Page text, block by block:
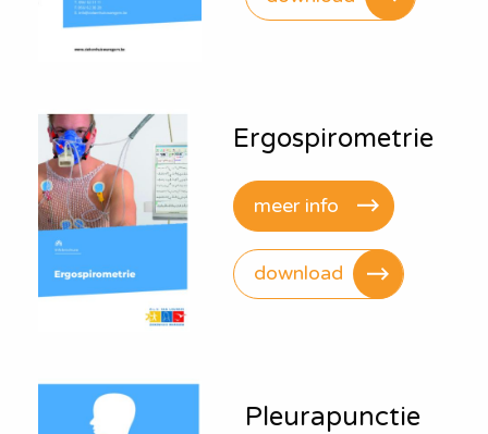
Ergospirometrie
meer info
download
Pleurapunctie